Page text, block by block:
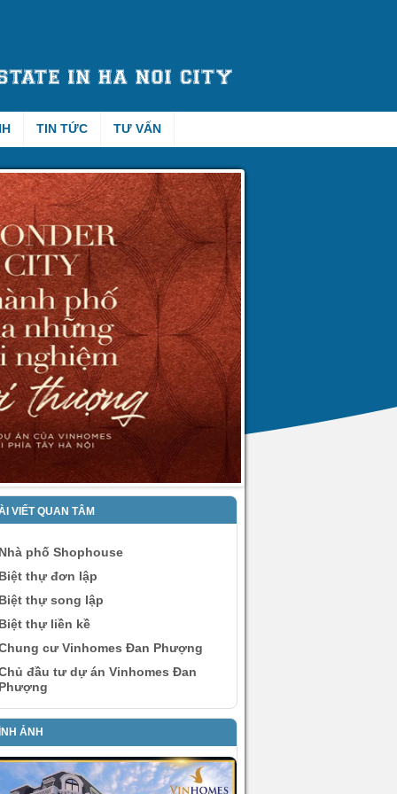
TIN TỨC TƯ VẤN
VIẾT QUAN TÂM
phố Shophouse
thự đơn lập
thự song lập
thự liền kề
cư Vinhomes Đan Phượng
đầu tư dự án Vinhomes Đan
ẢNH